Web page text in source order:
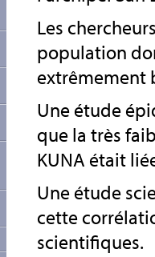
Les
population
extrêmement
Une étude
que la très
KUNA était
Une étude
cette
scientifiques.